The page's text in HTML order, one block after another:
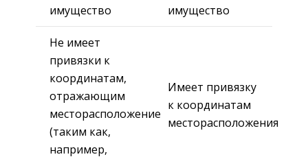
имущество
имущество
Не имеет
привязки к
координатам,
отражающим
месторасположение
(таким как,
например,
Имеет привязку
к координатам
месторасположения